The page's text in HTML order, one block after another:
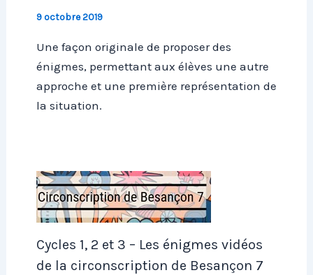
9 octobre 2019
Une façon originale de proposer des
énigmes, permettant aux élèves une autre
approche et une première représentation de
la situation.
Cycles 1, 2 et 3 – Les énigmes vidéos
de la circonscription de Besançon 7